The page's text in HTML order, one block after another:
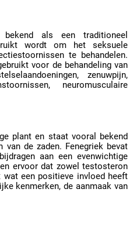
als een traditioneel
wordt om het seksuele
te behandelen.
voor de behandeling van
zenuwpijn,
neuromusculaire
plant en staat vooral bekend
van de zaden. Fenegriek bevat
aan een evenwichtige
ervoor dat zowel testosteron
een positieve invloed heeft
kenmerken, de aanmaak van